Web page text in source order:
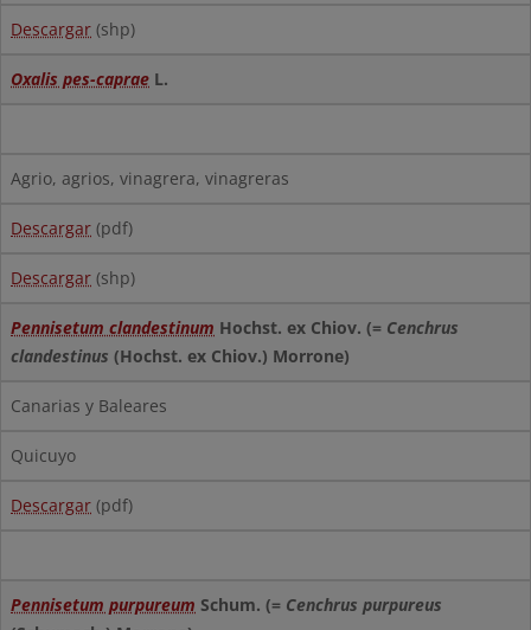
Descargar (shp)
Oxalis pes-caprae L.
Agrio, agrios, vinagrera, vinagreras
Descargar (pdf)
Descargar (shp)
Pennisetum clandestinum Hochst. ex Chiov. (= Cenchrus
clandestinus (Hochst. ex Chiov.) Morrone)
Canarias y Baleares
Quicuyo
Descargar (pdf)
Pennisetum purpureum Schum. (= Cenchrus purpureus